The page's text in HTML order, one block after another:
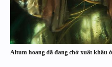
Altum hoang dã đang chờ xuất khẩu